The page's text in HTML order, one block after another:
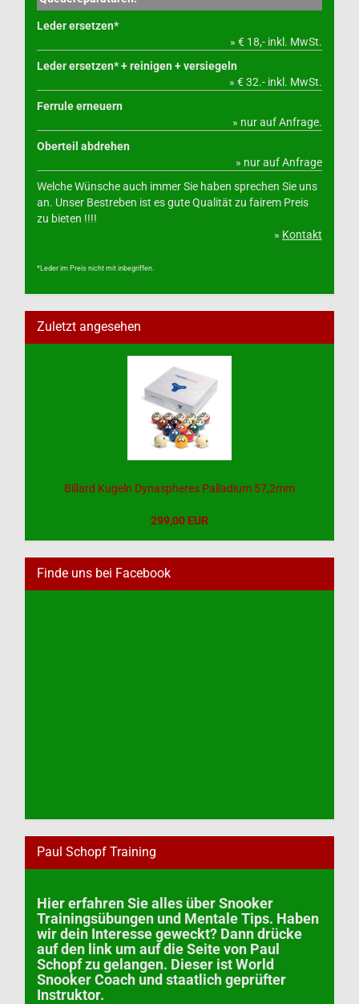
Leder ersetzen*
» € 18,- inkl. MwSt.
Leder ersetzen* + reinigen + versiegeln
» € 32.- inkl. MwSt.
Ferrule erneuern
» nur auf Anfrage.
Oberteil abdrehen
» nur auf Anfrage
Welche Wünsche auch immer Sie haben sprechen Sie uns
an. Unser Bestreben ist es gute Qualität zu fairem Preis
zu bieten !!!!
» Kontakt
*Leder im Preis nicht mit inbegriffen.
Zuletzt angesehen
Billard Kugeln Dynaspheres Palladium 57,2mm
299,00 EUR
Finde uns bei Facebook
Paul Schopf Training
Hier erfahren Sie alles über Snooker
Trainingsübungen und Mentale Tips. Haben
wir dein Interesse geweckt? Dann drücke
auf den link um auf die Seite von Paul
Schopf zu gelangen. Dieser ist World
Snooker Coach und staatlich geprüfter
Instruktor.